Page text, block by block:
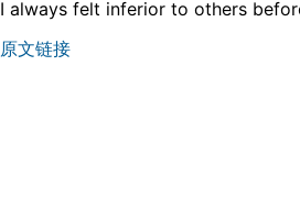
I always felt inferior to others
原文链接